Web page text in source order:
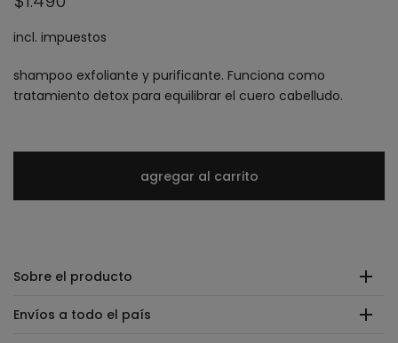
incl. impuestos
shampoo exfoliante y purificante. Funciona como
tratamiento detox para equilibrar el cuero cabelludo.
agregar al carrito
Sobre el producto
Envíos a todo el país